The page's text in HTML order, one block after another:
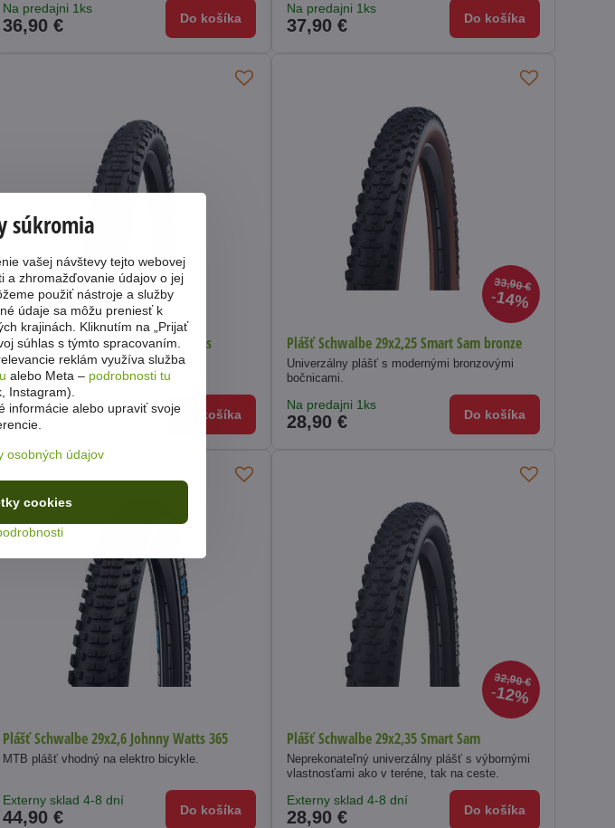
Na predajni 1ks
36,90 € Do košíka
Na predajni 1ks
37,90 € Do košíka
Plášť Schwalbe 29x2,35 Johnny Watts
MTB plášť vhodný na elektro bicykle.
Na predajni 1ks
41 € Do košíka
33,90 €
14%
Plášť Schwalbe 29x2,25 Smart Sam bronze
Univerzálny plášť s modernými bronzovými
bočnicami.
Na predajni 1ks
28,90 € Do košíka
Plášť Schwalbe 29x2,6 Johnny Watts 365
MTB plášť vhodný na elektro bicykle.
Externy sklad 4-8 dní
44,90 € Do košíka
32,90 €
12%
Plášť Schwalbe 29x2,35 Smart Sam
Neprekonateľný univerzálny plášť s výbornými
vlastnosťami ako v teréne, tak na ceste.
Externy sklad 4-8 dní
28,90 € Do košíka
súkromia
vašej návštevy tejto webovej
a zhromažďovanie údajov o jej
použiť nástroje a služby
údaje sa môžu preniesť k
krajinách. Kliknutím na „Prijať
súhlas s týmto spracovaním.
reklám využíva služba
alebo Meta – podrobnosti tu
Instagram).
informácie alebo upraviť svoje
osobných údajov
cookies